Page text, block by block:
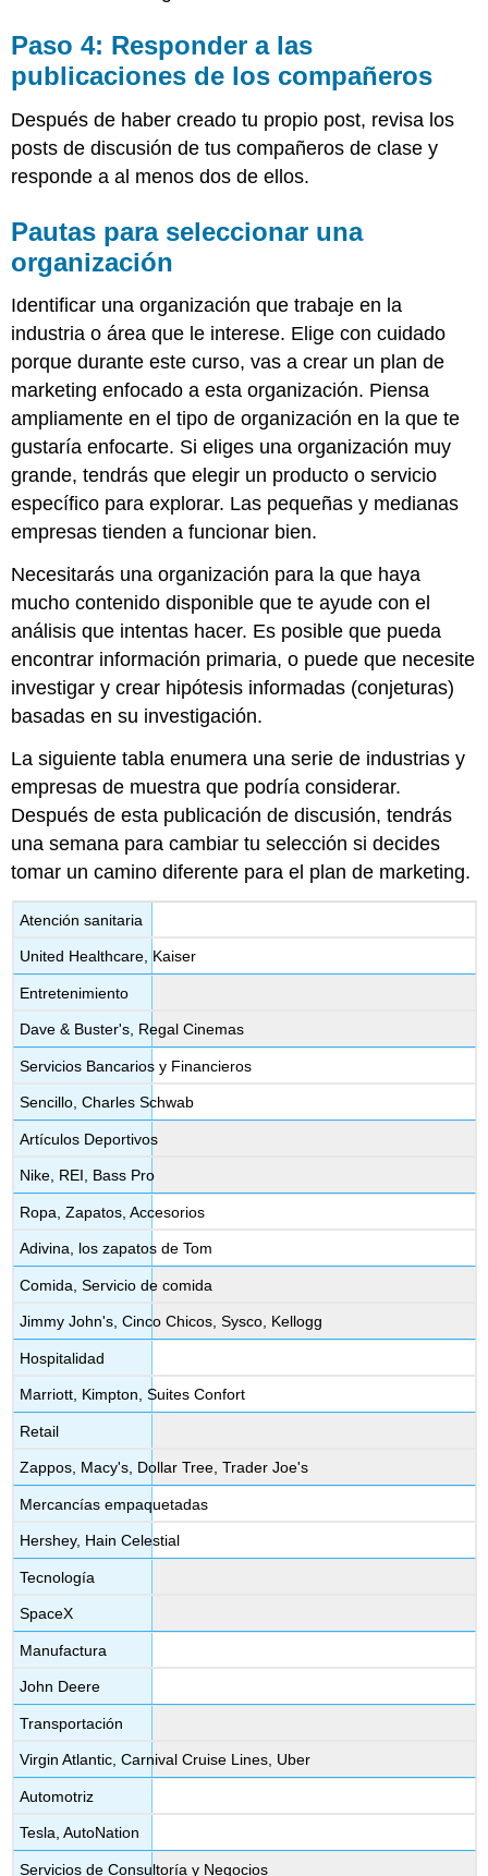
de
Discusión
Paso 4: Responder a las
publicaciones de los compañeros
Después de haber creado tu propio post, revisa los
posts de discusión de tus compañeros de clase y
responde a al menos dos de ellos.
Pautas para seleccionar una
organización
Identificar una organización que trabaje en la
industria o área que le interese. Elige con cuidado
porque durante este curso, vas a crear un plan de
marketing enfocado a esta organización. Piensa
ampliamente en el tipo de organización en la que te
gustaría enfocarte. Si eliges una organización muy
grande, tendrás que elegir un producto o servicio
específico para explorar. Las pequeñas y medianas
empresas tienden a funcionar bien.
Necesitarás una organización para la que haya
mucho contenido disponible que te ayude con el
análisis que intentas hacer. Es posible que pueda
encontrar información primaria, o puede que necesite
investigar y crear hipótesis informadas (conjeturas)
basadas en su investigación.
La siguiente tabla enumera una serie de industrias y
empresas de muestra que podría considerar.
Después de esta publicación de discusión, tendrás
una semana para cambiar tu selección si decides
tomar un camino diferente para el plan de marketing.
Atención sanitaria
United Healthcare, Kaiser
Entretenimiento
Dave & Buster's, Regal Cinemas
Servicios Bancarios y Financieros
Sencillo, Charles Schwab
Artículos Deportivos
Nike, REI, Bass Pro
Ropa, Zapatos, Accesorios
Adivina, los zapatos de Tom
Comida, Servicio de comida
Jimmy John's, Cinco Chicos, Sysco, Kellogg
Hospitalidad
Marriott, Kimpton, Suites Confort
Retail
Zappos, Macy's, Dollar Tree, Trader Joe's
Mercancías empaquetadas
Hershey, Hain Celestial
Tecnología
SpaceX
Manufactura
John Deere
Transportación
Virgin Atlantic, Carnival Cruise Lines, Uber
Automotriz
Tesla, AutoNation
Servicios de Consultoría y Negocios